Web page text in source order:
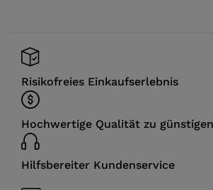
Risikofreies Einkaufserlebnis
Hochwertige Qualität zu
Hilfsbereiter Kundenservice